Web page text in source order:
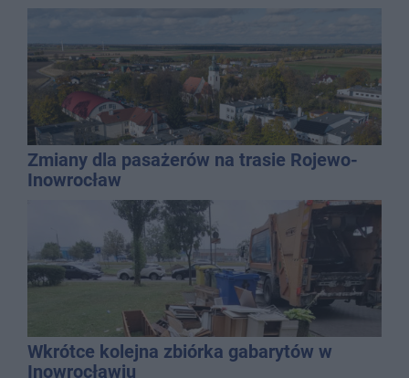
Zmiany dla pasażerów na trasie Rojewo-
Inowrocław
Wkrótce kolejna zbiórka gabarytów w
Inowrocławiu